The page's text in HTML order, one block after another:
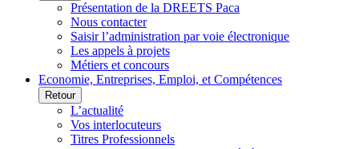
Présentation de la DREETS Paca
Nous contacter
Saisir l’administration par voie électronique
Les appels à projets
Métiers et concours
Economie, Entreprises, Emploi, et Compétences
Retour
L’actualité
Vos interlocuteurs
Titres Professionnels